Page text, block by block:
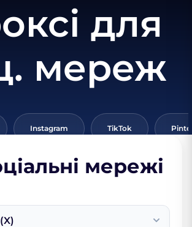
для
мереж
Instagram TikTok
мережі